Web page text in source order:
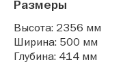
Размеры
Высота: 2356 мм
Ширина: 500 мм
Глубина: 414 мм